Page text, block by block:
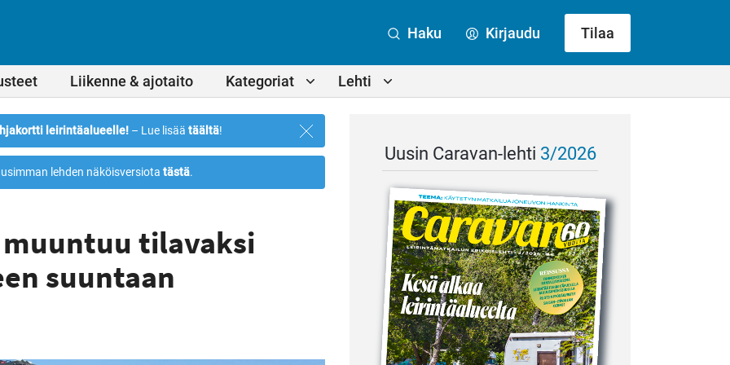
Liikenne & ajotaito Kategoriat Lehti
Haku Kirjaudu Tilaa
leirintäalueelle! – Lue lisää täältä!
Sulje
ilmoitus
lehden näköisversiota tästä.
tilavaksi
suuntaan
Uusin Caravan-lehti 3/2026